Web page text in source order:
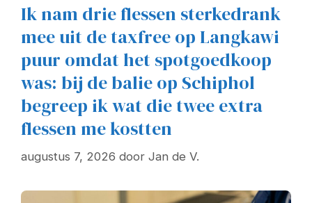
Ik nam drie flessen sterkedrank
mee uit de taxfree op Langkawi
puur omdat het spotgoedkoop
was: bij de balie op Schiphol
begreep ik wat die twee extra
flessen me kostten
augustus 7, 2026 door Jan de V.